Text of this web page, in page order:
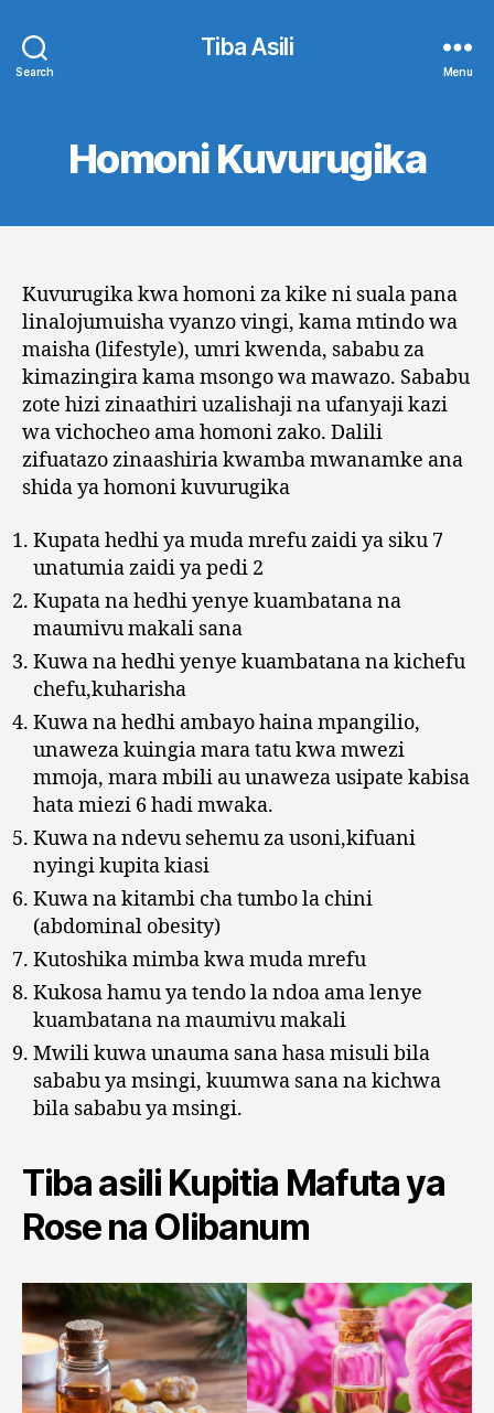
Search
Tiba Asili
Menu
Homoni Kuvurugika
Kuvurugika kwa homoni za kike ni suala pana
linalojumuisha vyanzo vingi, kama mtindo wa
maisha (lifestyle), umri kwenda, sababu za
kimazingira kama msongo wa mawazo. Sababu
zote hizi zinaathiri uzalishaji na ufanyaji kazi
wa vichocheo ama homoni zako. Dalili
zifuatazo zinaashiria kwamba mwanamke ana
shida ya homoni kuvurugika
Kupata hedhi ya muda mrefu zaidi ya siku 7
unatumia zaidi ya pedi 2
Kupata na hedhi yenye kuambatana na
maumivu makali sana
Kuwa na hedhi yenye kuambatana na kichefu
chefu,kuharisha
Kuwa na hedhi ambayo haina mpangilio,
unaweza kuingia mara tatu kwa mwezi
mmoja, mara mbili au unaweza usipate kabisa
hata miezi 6 hadi mwaka.
Kuwa na ndevu sehemu za usoni,kifuani
nyingi kupita kiasi
Kuwa na kitambi cha tumbo la chini
(abdominal obesity)
Kutoshika mimba kwa muda mrefu
Kukosa hamu ya tendo la ndoa ama lenye
kuambatana na maumivu makali
Mwili kuwa unauma sana hasa misuli bila
sababu ya msingi, kuumwa sana na kichwa
bila sababu ya msingi.
Tiba asili Kupitia Mafuta ya
Rose na Olibanum